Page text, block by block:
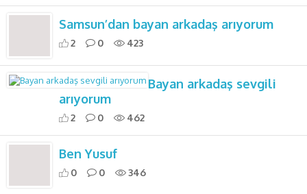
Samsun’dan bayan arkadaş arıyorum
2 0 423
Bayan arkadaş sevgili
arıyorum
2 0 462
Ben Yusuf
0 0 346